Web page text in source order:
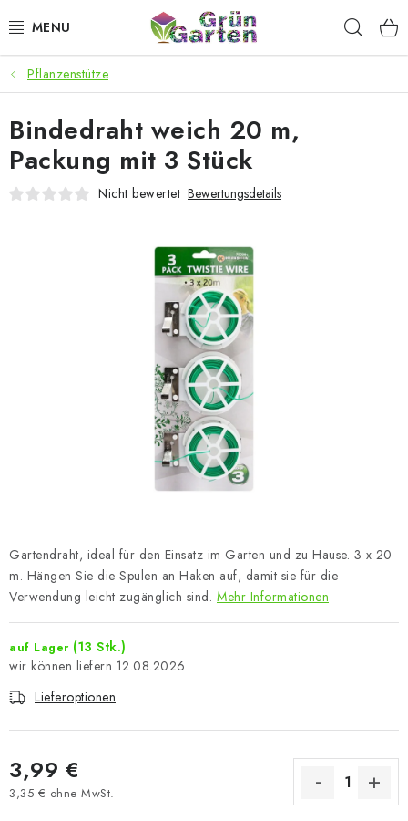
Inhalt
ANGEBOTE
LED PFLANZENLAMPEN
ANBAUBEDARF FÜR DEN HEIMANBAU
Kaufberatung
Datenschutzerklärung Impressum
Pflanzenstütze
Gartendraht, ideal für den Einsatz im Garten und zu Hause. 3 x 20
m. Hängen Sie die Spulen an Haken auf, damit sie für die
Verwendung leicht zugänglich sind. Mehr Informationen
auf Lager (13 Stk.)
12.08.2026
Lieferoptionen
3,99 €
3,35 € ohne MwSt.
Bindedraht weich 20 m,
Packung mit 3 Stück
Nicht bewertet Bewertungsdetails